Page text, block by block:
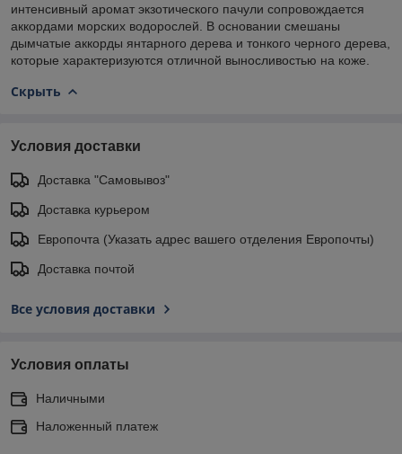
интенсивный аромат экзотического пачули сопровождается
аккордами морских водорослей. В основании смешаны
дымчатые аккорды янтарного дерева и тонкого черного дерева,
которые характеризуются отличной выносливостью на коже.
Скрыть
Условия доставки
Доставка "Самовывоз"
Доставка курьером
Европочта (Указать адрес вашего отделения Европочты)
Доставка почтой
Все условия доставки
Условия оплаты
Наличными
Наложенный платеж